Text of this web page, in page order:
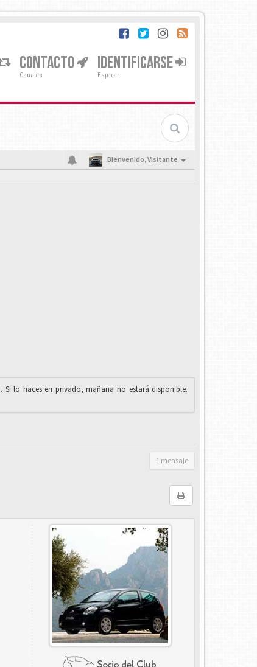
CONTACTO
Canales
IDENTIFICARSE
Esperar
Bienvenido,Visitante
Si lo haces en privado, mañana no estará disponible.
1 mensaje